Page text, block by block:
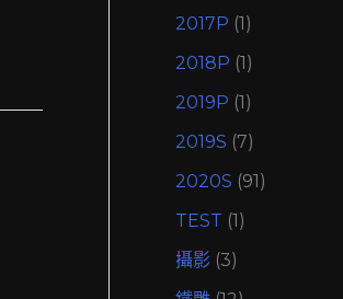
2017P (1)
2018P (1)
2019P (1)
2019S (7)
2020S (91)
TEST (1)
攝影 (3)